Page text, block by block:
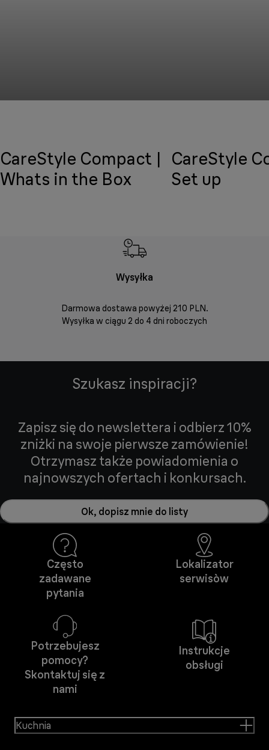
CareStyle Compact |
Whats in the Box
CareStyle
Set up
Wysyłka
Darmowa dostawa powyżej 210 PLN.
Wysyłka w ciągu 2 do 4 dni roboczych
Szukasz inspiracji?
Zapisz się do newslettera i odbierz 10%
zniżki na swoje pierwsze zamówienie!
Otrzymasz także powiadomienia o
najnowszych ofertach i konkursach.
Ok, dopisz mnie do listy
Często
zadawane
pytania
Lokalizator
serwisòw
Potrzebujesz
pomocy?
Skontaktuj się z
nami
Instrukcje
obsługi
Kuchnia